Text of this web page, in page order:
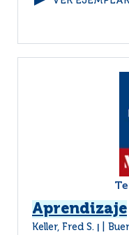
Aprendizaje
Keller, Fred S.